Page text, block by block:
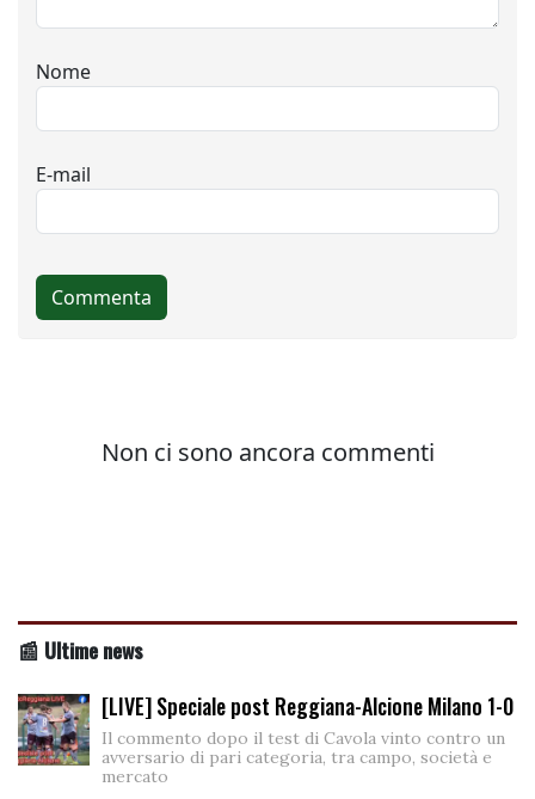
📰 Ultime news
[LIVE] Speciale post Reggiana-Alcione Milano 1-0
Il commento dopo il test di Cavola vinto contro un
avversario di pari categoria, tra campo, società e
mercato